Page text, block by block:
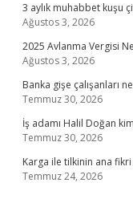
3 aylık muhabbet kuşu
Ağustos 3, 2026
2025 Avlanma Vergisi
Ağustos 3, 2026
Banka gişe çalışanları
Temmuz 30, 2026
İş adamı Halil Doğan
Temmuz 30, 2026
Karga ile tilkinin ana
Temmuz 24, 2026